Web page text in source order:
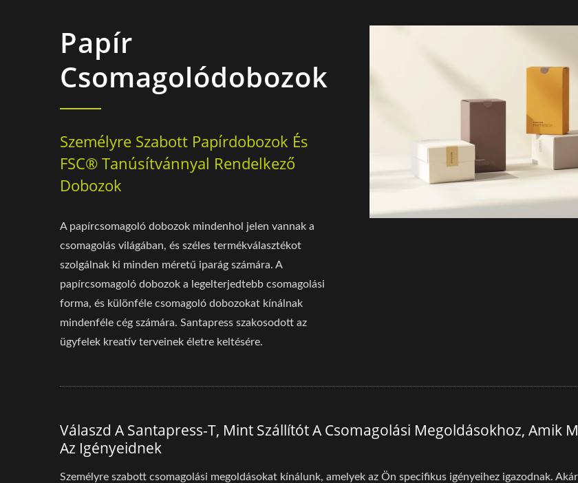
Papír
Csomagolódobozok
Személyre Szabott Papírdobozok És
FSC® Tanúsítvánnyal Rendelkező
Dobozok
A papírcsomagoló dobozok mindenhol jelen vannak a
csomagolás világában, és széles termékválasztékot
szolgálnak ki minden méretű iparág számára. A
papírcsomagoló dobozok a legelterjedtebb csomagolási
forma, és különféle csomagoló dobozokat kínálnak
mindenféle cég számára. Santapress szakosodott az
ügyfelek kreatív terveinek életre keltésére.
Válaszd A Santapress-T, Mint Szállítót A Csomagolási Megoldásokhoz, Amik
Az Igényeidnek
Személyre szabott csomagolási megoldásokat kínálunk, amelyek az Ön specifikus igényeihez igazodnak.